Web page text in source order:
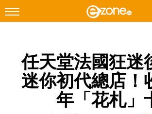
Facebook Instagram
科技焦點
任天堂法國狂迷
迷你初代總店！
年「花札」